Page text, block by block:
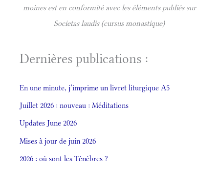
moines est en conformité avec les éléments publiés sur
Societas laudis (cursus monastique)
Dernières publications :
En une minute, j’imprime un livret liturgique A5
Juillet 2026 : nouveau : Méditations
Updates June 2026
Mises à jour de juin 2026
2026 : où sont les Ténèbres ?